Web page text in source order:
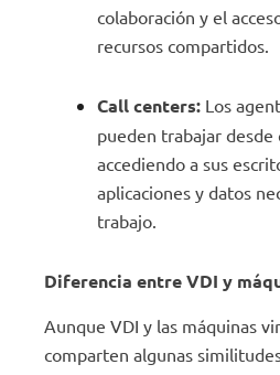
colaboración y el
recursos compartidos.
Call centers: Los
pueden trabajar desde
accediendo a sus
aplicaciones y datos
trabajo.
Diferencia entre VDI y
Aunque VDI y las máquinas
comparten algunas